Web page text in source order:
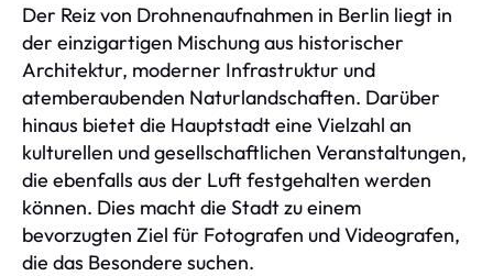
Der Reiz von Drohnenaufnahmen in Berlin liegt in
der einzigartigen Mischung aus historischer
Architektur, moderner Infrastruktur und
atemberaubenden Naturlandschaften. Darüber
hinaus bietet die Hauptstadt eine Vielzahl an
kulturellen und gesellschaftlichen Veranstaltungen,
die ebenfalls aus der Luft festgehalten werden
können. Dies macht die Stadt zu einem
bevorzugten Ziel für Fotografen und Videografen,
die das Besondere suchen.